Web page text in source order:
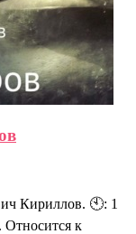
Кириллов. 🕙: 1
Относится к